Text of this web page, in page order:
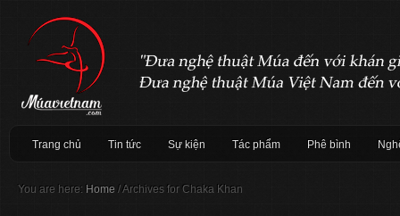
Trang chủ Tin tức Sự kiện Tác phẩm Phê bình
You are here: Home /Archives for Chaka Khan